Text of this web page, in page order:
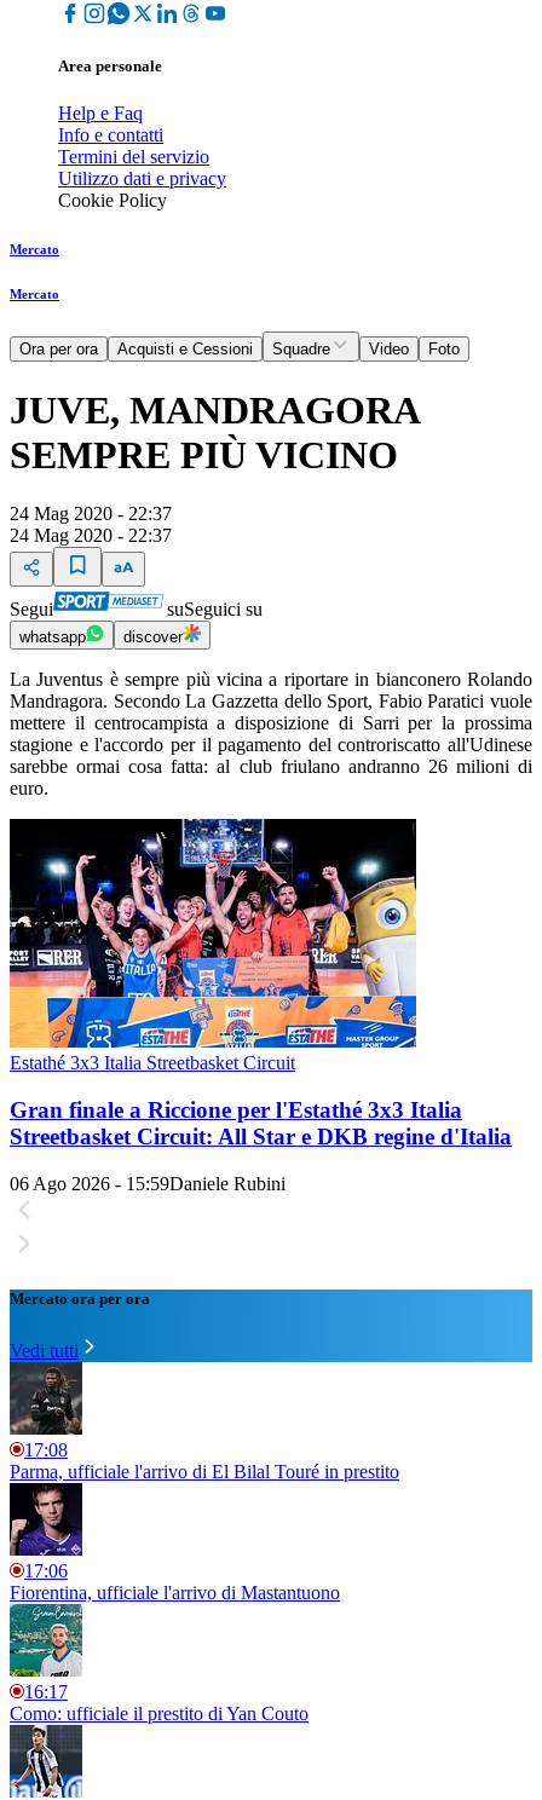
Area personale
Help e Faq
Info e contatti
Termini del servizio
Utilizzo dati e privacy
Cookie Policy
Mercato
Mercato
Ora per ora Acquisti e Cessioni Squadre Video Foto
JUVE, MANDRAGORA
SEMPRE PIÙ VICINO
24 Mag 2020 - 22:37
24 Mag 2020 - 22:37
Segui suSeguici su
whatsapp discover
La Juventus è sempre più vicina a riportare in bianconero Rolando
Mandragora. Secondo La Gazzetta dello Sport, Fabio Paratici vuole
mettere il centrocampista a disposizione di Sarri per la prossima
stagione e l'accordo per il pagamento del controriscatto all'Udinese
sarebbe ormai cosa fatta: al club friulano andranno 26 milioni di
euro.
Estathé 3x3 Italia Streetbasket Circuit
Gran finale a Riccione per l'Estathé 3x3 Italia
Streetbasket Circuit: All Star e DKB regine d'Italia
06 Ago 2026 - 15:59Daniele Rubini
Mercato ora per ora
Vedi tutti
17:08
Parma, ufficiale l'arrivo di El Bilal Touré in prestito
17:06
Fiorentina, ufficiale l'arrivo di Mastantuono
16:17
Como: ufficiale il prestito di Yan Couto